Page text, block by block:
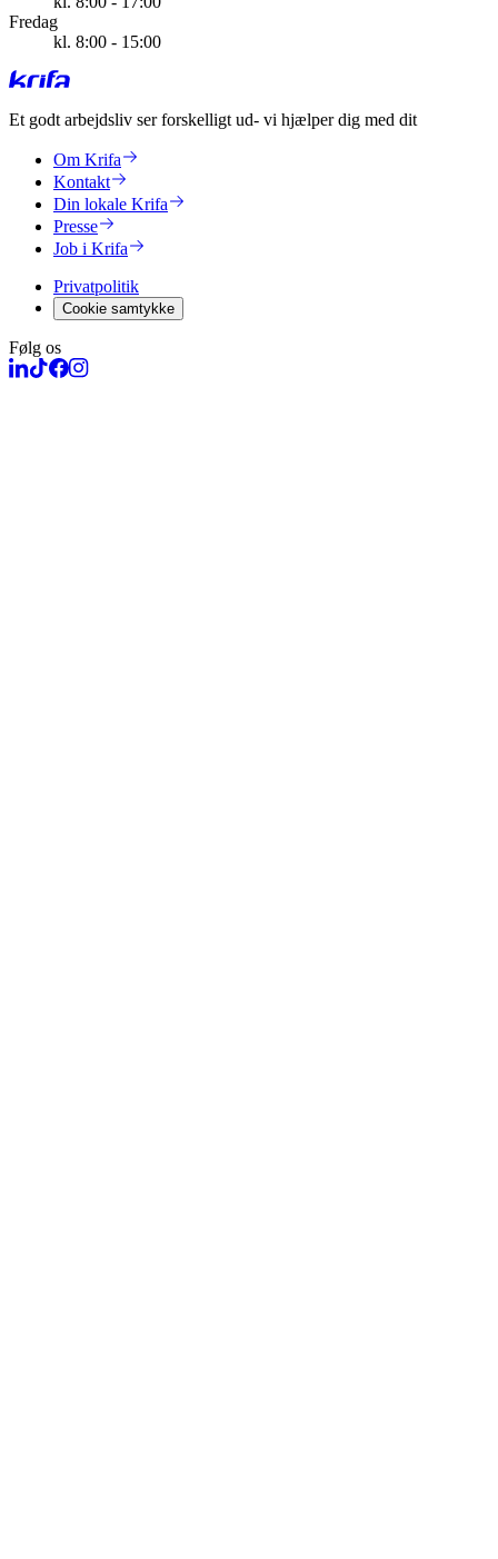
Fredag
kl. 8:00 - 15:00
Et godt arbejdsliv ser forskelligt ud- vi hjælper dig med dit
Om Krifa
Kontakt
Din lokale Krifa
Presse
Job i Krifa
Privatpolitik
Cookie samtykke
Følg os